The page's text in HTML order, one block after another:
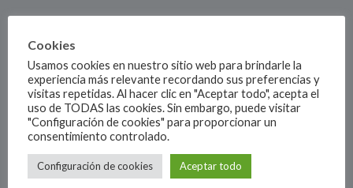
Cookies
Usamos cookies en nuestro sitio web para brindarle la
experiencia más relevante recordando sus preferencias y
visitas repetidas. Al hacer clic en "Aceptar todo", acepta el
uso de TODAS las cookies. Sin embargo, puede visitar
"Configuración de cookies" para proporcionar un
consentimiento controlado.
Configuración de cookies Aceptar todo